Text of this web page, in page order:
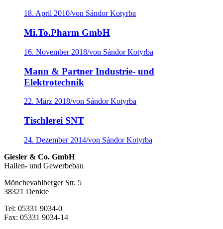
18. April 2010/von Sándor Kotyrba
Mi.To.Pharm GmbH
16. November 2018/von Sándor Kotyrba
Mann & Partner Industrie- und
Elektrotechnik
22. März 2018/von Sándor Kotyrba
Tischlerei SNT
24. Dezember 2014/von Sándor Kotyrba
Giesler & Co. GmbH
Hallen- und Gewerbebau
Mönchevahlberger Str. 5
38321 Denkte
Tel: 05331 9034-0
Fax: 05331 9034-14